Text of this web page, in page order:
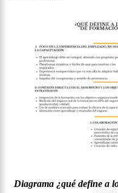
Diagrama ¿qué define a